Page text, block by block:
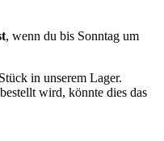
, wenn du bis Sonntag um
in unserem Lager.
wird, könnte dies das